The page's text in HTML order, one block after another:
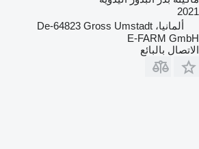
2021
ألمانيا، De-64823 Gross Umstadt
E-FARM GmbH
الاتصال بالبائع